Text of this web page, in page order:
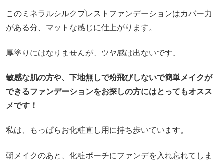
このミネラルシルクプレストファンデーションはカバー力
がある分、マットな感じに仕上がります。
厚塗りにはなりませんが、ツヤ感は出ないです。
敏感な肌の方や、下地無しで粉飛びしないで簡単メイクが
できるファンデーションをお探しの方にはとってもオスス
メです！
私は、もっぱらお化粧直し用に持ち歩いています。
朝メイクのあと、化粧ポーチにファンデを入れ忘れてしま